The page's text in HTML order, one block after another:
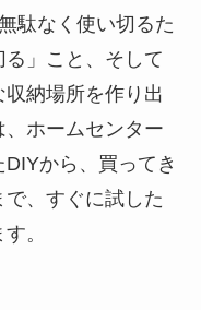
駄なく使い切るた
」こと、そして
納場所を作り出
ホームセンター
から、買ってき
、すぐに試した
。